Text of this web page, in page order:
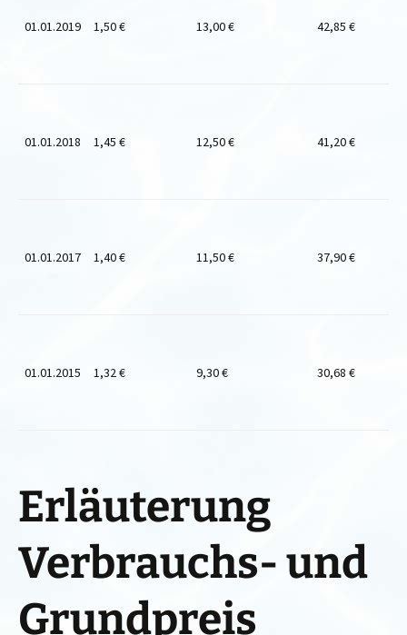
01.01.2019 1,50 € 13,00 € 42,85 €
01.01.2018 1,45 € 12,50 € 41,20 €
01.01.2017 1,40 € 11,50 € 37,90 €
01.01.2015 1,32 € 9,30 € 30,68 €
Erläuterung
Verbrauchs- und
Grundpreis